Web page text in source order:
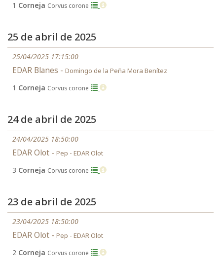
1 Corneja Corvus corone
25 de abril de 2025
25/04/2025 17:15:00
EDAR Blanes - Domingo de la Peña Mora Benítez
1 Corneja Corvus corone
24 de abril de 2025
24/04/2025 18:50:00
EDAR Olot - Pep - EDAR Olot
3 Corneja Corvus corone
23 de abril de 2025
23/04/2025 18:50:00
EDAR Olot - Pep - EDAR Olot
2 Corneja Corvus corone